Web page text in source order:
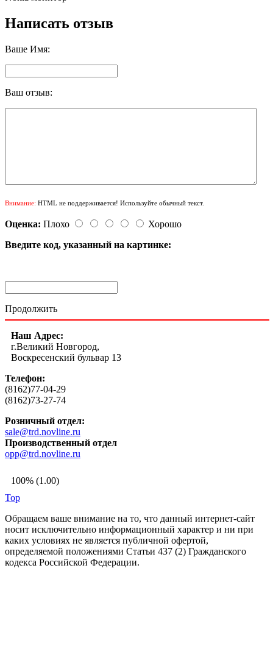
Написать отзыв
Ваше Имя:
Ваш отзыв:
Внимание: HTML не поддерживается! Используйте обычный текст.
Оценка: Плохо
Хорошо
Введите код, указанный на картинке:
Продолжить
Наш Адрес:
г.Великий Новгород,
Воскресенский бульвар 13
Телефон:
(8162)77-04-29
(8162)73-27-74
Розничный отдел:
sale@trd.novline.ru
Производственный отдел
opp@trd.novline.ru
100% (1.00)
Top
Обращаем ваше внимание на то, что данный интернет-сайт
носит исключительно информационный характер и ни при
каких условиях не является публичной офертой,
определяемой положениями Статьи 437 (2) Гражданского
кодекса Российской Федерации.